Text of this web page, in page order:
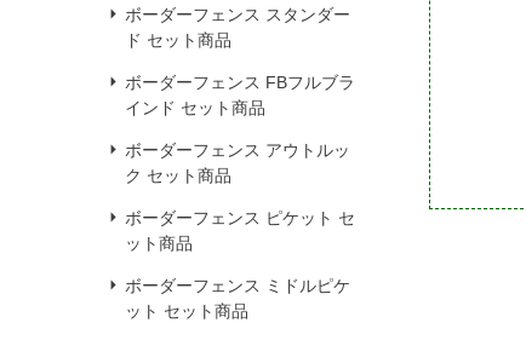
ボーダーフェンス スタンダー
ド セット商品
ボーダーフェンス FBフルブラ
インド セット商品
ボーダーフェンス アウトルッ
ク セット商品
ボーダーフェンス ピケット セ
ット商品
ボーダーフェンス ミドルピケ
ット セット商品